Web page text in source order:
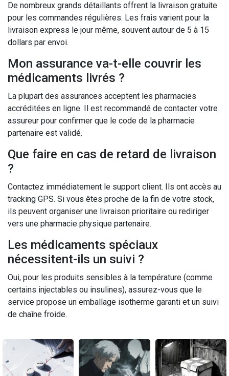
De nombreux grands détaillants offrent la livraison gratuite
pour les commandes régulières. Les frais varient pour la
livraison express le jour même, souvent autour de 5 à 15
dollars par envoi.
Mon assurance va-t-elle couvrir les
médicaments livrés ?
La plupart des assurances acceptent les pharmacies
accréditées en ligne. Il est recommandé de contacter votre
assureur pour confirmer que le code de la pharmacie
partenaire est validé.
Que faire en cas de retard de livraison
?
Contactez immédiatement le support client. Ils ont accès au
tracking GPS. Si vous êtes proche de la fin de votre stock,
ils peuvent organiser une livraison prioritaire ou rediriger
vers une pharmacie physique partenaire.
Les médicaments spéciaux
nécessitent-ils un suivi ?
Oui, pour les produits sensibles à la température (comme
certains injectables ou insulines), assurez-vous que le
service propose un emballage isotherme garanti et un suivi
de chaîne froide.